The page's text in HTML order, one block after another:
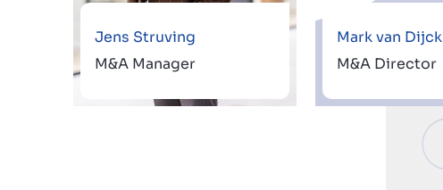
Jens Struving
M&A Manager
Mark van Dijck
M&A Director